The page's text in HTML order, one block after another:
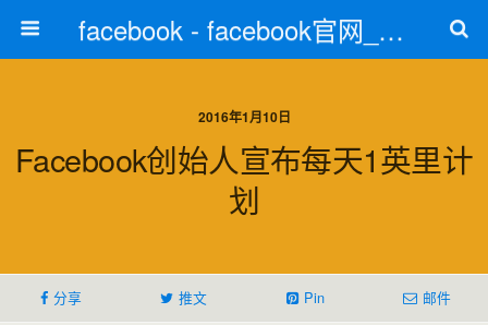
facebook - facebook官网_facebook注册
2016年1月10日
Facebook创始人宣布每天1英里计
划
分享 推文 Pin 邮件